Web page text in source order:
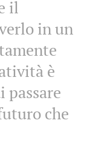
il
in un
è
passare
che